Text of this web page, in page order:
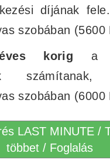
díjának
szobában (5600
korig a
számítanak,
szobában (6000
LAST MINUTE /
többet / Foglalás